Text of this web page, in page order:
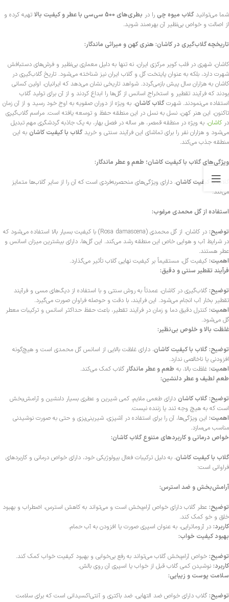
شما می‌توانیدگلاب‌ میوه چی را در بطری‌های 500 سی‌سی با عطر و کیفیت بالا
تهیه کرده و
از اصالت و خواص بی‌نظیر آن بهره‌مند شوید.
تاریخچه گلاب‌گیری در کاشان: هنری کهن و میراثی ماندگار:
کاشان، شهری در قلب کویر مرکزی ایران، نه تنها به دلیل معماری بی‌نظیر و فرش‌های دستبافش
شهرت دارد، بلکه به عنوان پایتخت گل و گلاب ایران نیز شناخته می‌شود. تاریخ گلاب‌گیری در
کاشان به هزاران سال پیش بازمی‌گردد. شواهد تاریخی نشان می‌دهد که ایرانیان، اولین کسانی
بودند که فرآیند تقطیر و استخراج اسانس از گل‌ها را ابداع کردند و از آن برای تولید گلاب
استفاده می‌نمودند. شهرتگلاب کاشان، به ویژه از دوران صفویه به اوج خود رسید و از آن زمان
تاکنون، این هنر کهن، نسل به نسل در این منطقه حفظ و توسعه یافته است. مراسم گلاب‌گیری
در کاشان، به ویژه در منطقه قمصر، هر ساله در فصل بهار، به یک جاذبه گردشگری مهم تبدیل
می‌شود و هزاران نفر را برای تماشای این فرآیند سنتی و خریدگلاب با کیفیت کاشان به این
منطقه جذب می‌کند.
ویژگی‌های گلاب با کیفیت کاشان؛ طعم و عطر ماندگار:
گلاب با کیفیت کاشان، دارای ویژگی‌های منحصربه‌فردی است که آن را از سایر گلاب‌ها متمایز
می‌کند:
استفاده از گل محمدی مرغوب:
توضیح:
در کاشان، از گل محمدی (Rosa damascena) با کیفیت بسیار بالا استفاده می‌شود که
در شرایط آب و هوایی خاص این منطقه رشد می‌کند. این گل‌ها، دارای بیشترین میزان اسانس و
عطر هستند.
اهمیت: کیفیت گل، مستقیماً بر کیفیت نهایی گلاب تأثیر می‌گذارد.
فرآیند تقطیر سنتی و دقیق:
توضیح: گلاب‌گیری در کاشان، عمدتاً به روش سنتی و با استفاده از دیگ‌های مسی و فرآیند
تقطیر بخار آب انجام می‌شود. این فرآیند، با دقت و حوصله فراوان صورت می‌گیرد.
اهمیت: کنترل دقیق دما و زمان در فرآیند تقطیر، باعث حفظ حداکثر اسانس و ترکیبات معطر
گل می‌شود.
غلظت بالا و خلوص بی‌نظیر:
توضیح: گلاب با کیفیت کاشان، دارای غلظت بالایی از اسانس گل محمدی است و هیچ‌گونه
افزودنی یا ناخالصی ندارد.
اهمیت: غلظت بالا، به طعم و عطر ماندگار گلاب کمک می‌کند.
طعم لطیف و عطر دلنشین:
توضیح: گلاب کاشان دارای طعمی ملایم، کمی شیرین و عطری بسیار دلنشین و آرامش‌بخش
است که به هیچ وجه تند یا زننده نیست.
اهمیت: این ویژگی‌ها، آن را برای استفاده در آشپزی، شیرینی‌پزی و حتی به صورت نوشیدنی
مناسب می‌سازد.
خواص درمانی و کاربردهای متنوع گلاب کاشان:
گلاب با کیفیت کاشان، به دلیل ترکیبات فعال بیولوژیکی خود، دارای خواص درمانی و کاربردهای
فراوانی است:
آرامش‌بخش و ضد استرس:
توضیح: عطر گلاب دارای خواص آرام‌بخش است و می‌تواند به کاهش استرس، اضطراب و بهبود
خلق و خو کمک کند.
کاربرد: در آروماتراپی، به عنوان اسپری صورت یا افزودن به آب حمام.
بهبود کیفیت خواب:
توضیح: خواص آرام‌بخش گلاب می‌تواند به رفع بی‌خوابی و بهبود کیفیت خواب کمک کند.
کاربرد: نوشیدن کمی گلاب قبل از خواب یا اسپری آن روی بالش.
سلامت پوست و زیبایی:
توضیح: گلاب دارای خواص ضد التهابی، ضد باکتری و آنتی‌اکسیدانی است که برای سلامت